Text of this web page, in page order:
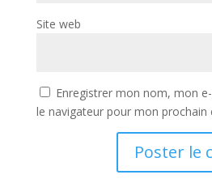
Site web
Enregistrer mon nom, mon
le navigateur pour mon prochain